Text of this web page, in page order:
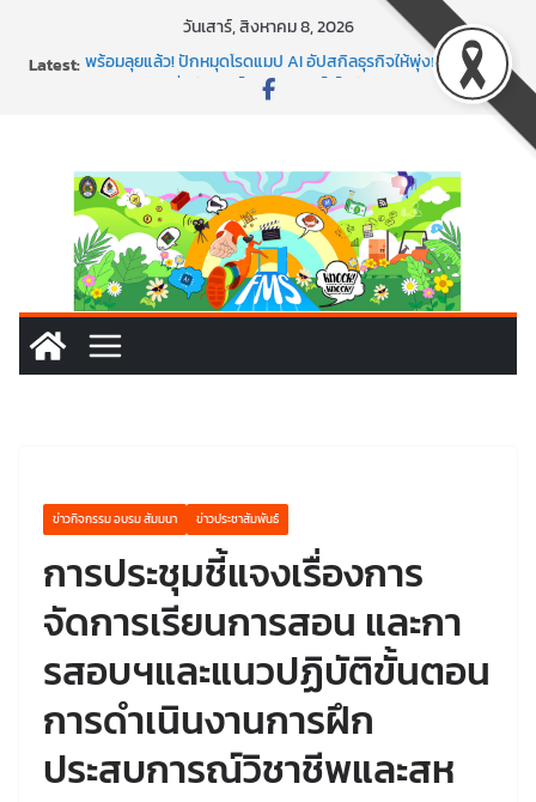
วันเสาร์, สิงหาคม 8, 2026
Latest:พร้อมลุยแล้ว! ปักหมุดโรดแมป AI อัปสกิลธุรกิจให้พุ่งทะยาน
พาธุรกิจท้องถิ่นสู่ตลาดโลก ด้วยเทคโนโลยี AI!
นอกจากเทคโนโลยีจะล้ำ หัวใจคนทำธุรกิจก็ต้องสตรอง!
ข่าวกิจกรรม อบรม สัมมนา ข่าวประชาสัมพันธ์
การประชุมชี้แจงเรื่องการ
จัดการเรียนการสอน และกา
รสอบฯและแนวปฏิบัติขั้นตอน
การดำเนินงานการฝึก
ประสบการณ์วิชาชีพและสห